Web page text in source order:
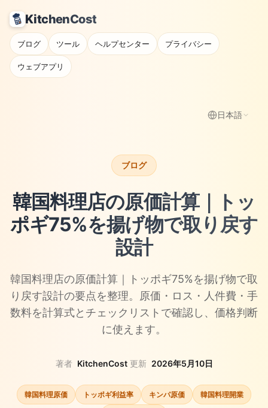
KitchenCost
ブログ ツール ヘルプセンター プライバシー
ウェブアプリ
日本語
ブログ
韓国料理店の原価計算｜トッ
ポギ75%を揚げ物で取り戻す
設計
韓国料理店の原価計算｜トッポギ75%を揚げ物で取
り戻す設計の要点を整理。原価・ロス・人件費・手
数料を計算式とチェックリストで確認し、価格判断
に使えます。
著者 KitchenCost· 更新 2026年5月10日
韓国料理原価 トッポギ利益率 キンパ原価 韓国料理開業